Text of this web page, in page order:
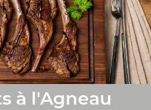
à l'Agneau